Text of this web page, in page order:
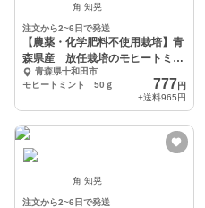
角 知晃
注文から2~6日で発送
【農薬・化学肥料不使用栽培】青
森県産 放任栽培のモヒートミン
ト 青森県十和田市
モヒートミント 50ｇ
777 円
+送料965円
角 知晃
注文から2~6日で発送